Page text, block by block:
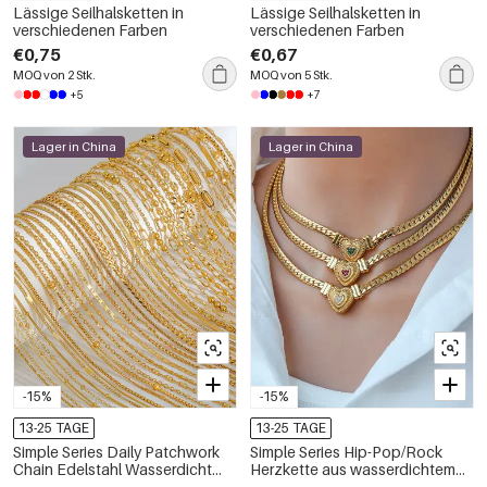
Lässige Seilhalsketten in
verschiedenen Farben
€0,75
MOQ von 2 Stk.
+5
Lässige Seilhalsketten in
verschiedenen Farben
€0,67
MOQ von 5 Stk.
+7
-15%
Lager in China
13-25 TAGE
Simple Series Daily Patchwork
Chain Edelstahl Wasserdicht
-15%
Lager in China
13-25 TAGE
Simple Series Hip-Pop/Rock
Herzkette aus wasserdichtem